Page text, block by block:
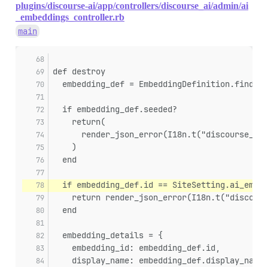
plugins/discourse-ai/app/controllers/discourse_ai/admin/ai
_embeddings_controller.rb
main
def destroy
embedding_def =
  if embedding_def.seeded?
    return(
    )
  end
if embedding_def.id ==
return
  end
  embedding_details = {
    embedding_id: embedding_def.id,
    display_name: embedding_def.display_name,